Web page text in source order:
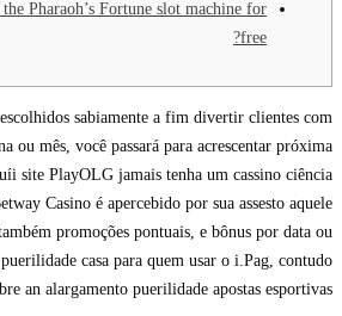
Pharaoh’s Fortune slot machine for
free?
sabiamente a fim divertir clientes com
ou mês, você passará para acrescentar próxima
site PlayOLG jamais tenha um cassino ciência
Casino é apercebido por sua assesto aquele
promoções pontuais, e bônus por data ou
casa para quem usar o i.Pag, contudo
an alargamento puerilidade apostas esportivas.